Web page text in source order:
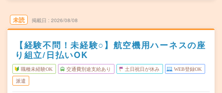
未読 掲載日 2026/08/08
【経験不問！未経験○】航空機用ハーネスの座
り組立/日払いOK
職種未経験OK 交通費別途支給あり 土日祝日が休み WEB登録OK
派遣